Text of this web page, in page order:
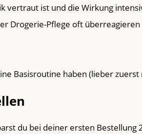
vertraut ist und die Wirkung
Drogerie-Pflege oft überreagieren
Basisroutine haben (lieber
du bei deiner ersten Bestellung